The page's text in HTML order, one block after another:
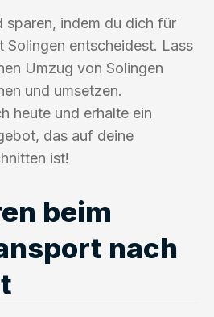
sparen, indem du dich für
Solingen entscheidest. Lass
Umzug von Solingen
und umsetzen.
heute und erhalte ein
das auf deine
ist!
beim
nach